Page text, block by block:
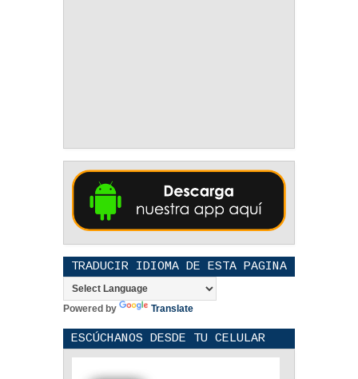
TRADUCIR IDIOMA DE ESTA PAGINA